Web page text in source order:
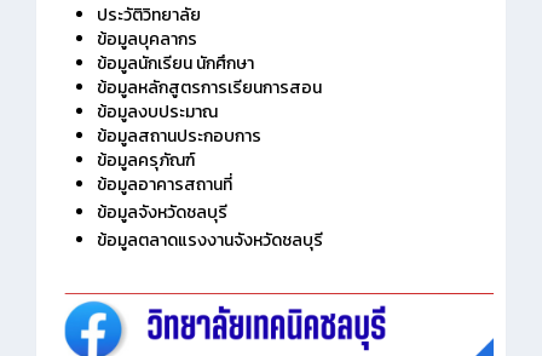
ประวัติวิทยาลัย
ข้อมูลบุคลากร
ข้อมูลนักเรียน นักศึกษา
ข้อมูลหลักสูตรการเรียนการสอน
ข้อมูลงบประมาณ
ข้อมูลสถานประกอบการ
ข้อมูลครุภัณฑ์
ข้อมูลอาคารสถานที่
ข้อมูลจังหวัดชลบุรี
ข้อมูลตลาดแรงงานจังหวัดชลบุรี